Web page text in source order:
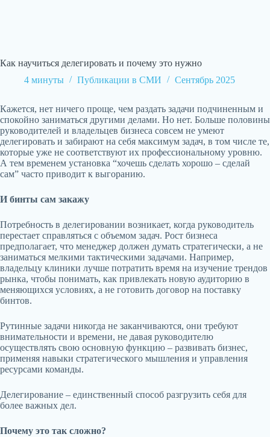
Как научиться делегировать и почему это нужно
4 минуты
Публикации в СМИ Сентябрь 2025
Кажется, нет ничего проще, чем раздать задачи подчиненным и
спокойно заниматься другими делами. Но нет. Больше половины
руководителей и владельцев бизнеса совсем не умеют
делегировать и забирают на себя максимум задач, в том числе те,
которые уже не соответствуют их профессиональному уровню.
А тем временем установка “хочешь сделать хорошо – сделай
сам” часто приводит к выгоранию.
И бинты сам закажу
Потребность в делегировании возникает, когда руководитель
перестает справляться с объемом задач. Рост бизнеса
предполагает, что менеджер должен думать стратегически, а не
заниматься мелкими тактическими задачами. Например,
владельцу клиники лучше потратить время на изучение трендов
рынка, чтобы понимать, как привлекать новую аудиторию в
меняющихся условиях, а не готовить договор на поставку
бинтов.
Рутинные задачи никогда не заканчиваются, они требуют
внимательности и времени, не давая руководителю
осуществлять свою основную функцию – развивать бизнес,
применяя навыки стратегического мышления и управления
ресурсами команды.
Делегирование – единственный способ разгрузить себя для
более важных дел.
Почему это так сложно?